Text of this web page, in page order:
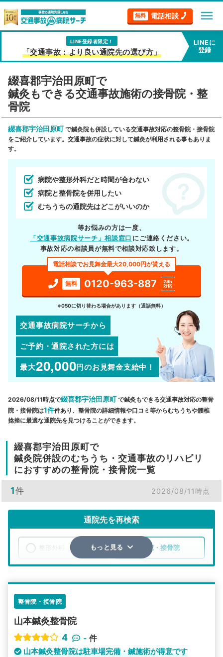
無料 電話相談 menu
LINE登録者限定！
「交通事故：より良い通院先の選び方」
LINEに
登録
綴喜郡宇治田原町で
鍼灸もできる交通事故施術の接骨院・整
骨院
綴喜郡宇治田原町で鍼灸院も併設している交通事故対応の整骨院・接骨院
をご紹介しています。交通事故の症状に対して鍼灸が利用される事もありま
す。
病院や整形外科だと時間が合わない
病院と整骨院を併用したい
むちうちの通院先はどこがいいのか
等お悩みの方は一度、
「交通事故病院サーチ」相談窓口 にご連絡ください。
事故対応の相談員が無料で相談対応致します。
電話相談でお見舞金最大20,000円が貰える
無料 0120-963-887
24h
対応
※050に切り替わる場合があります（通話無料）
交通事故病院サーチから
ご予約・通院された方には
最大20,000円のお見舞金支給中！
2026/08/11時点で綴喜郡宇治田原町で鍼灸もできる交通事故対応の整骨
院・接骨院は1件件あり、整骨院の詳細情報や口コミ等からむちうちや腰椎
捻挫に最適な通院先を見つけることができます。
綴喜郡宇治田原町で
鍼灸院併設のむちうち・交通事故のリハビリ
におすすめの整骨院・接骨院一覧
1件 2026/08/11時点
通院先を再検索
整骨院・接骨院
その他の検索方法
もっと見る
整骨院・接骨院
山本鍼灸整骨院
4
- 件
山本鍼灸整骨院は駐車場完備・鍼施術が得意です